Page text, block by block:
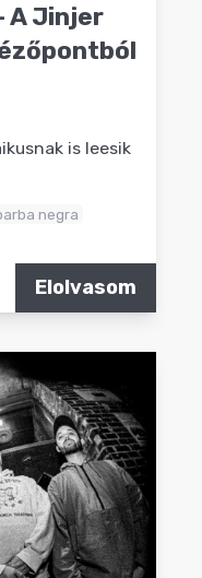
A Jinjer
is leesik
negra
Elolvasom